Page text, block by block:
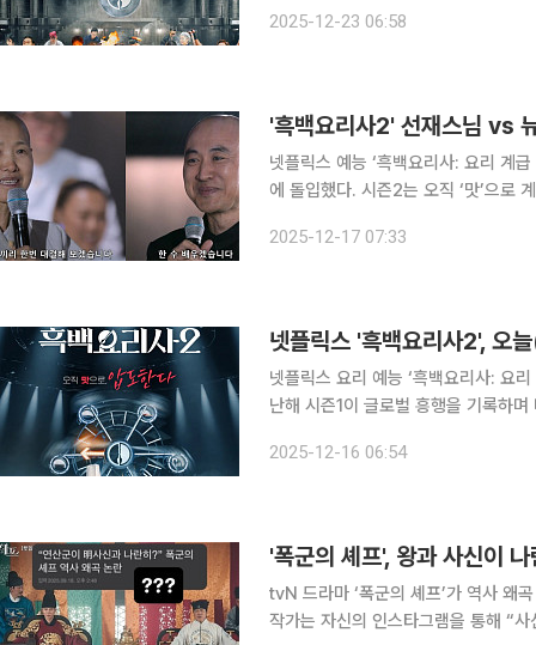
(PST) 기준 자정에 일괄 공개한다. 이
2025-12-23 06:58
'흑백요리사2' 선재스님 vs
넷플릭스 예능 ‘흑백요리사: 요리 계
에 돌입했다. 시즌2는 오직 ‘맛’으로
는 ‘일대일 흑백대전’으로 진행됐다.
2025-12-17 07:33
넷플릭스 '흑백요리사2', 오
넷플릭스 요리 예능 ‘흑백요리사: 요
난해 시즌1이 글로벌 흥행을 기록하
준 오후 5시다. 넷플릭스는 오리지널
2025-12-16 06:54
tvN 드라마 ‘폭군의 셰프’가 역사 왜곡 논
작가는 자신의 인스타그램을 통해 “